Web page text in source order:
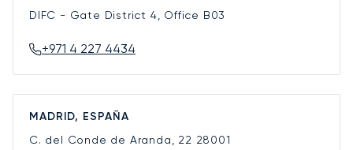
DIFC - Gate District 4, Office B03
+971 4 227 4434
MADRID, ESPAÑA
C. del Conde de Aranda, 22 28001